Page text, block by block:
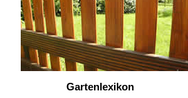
Gartenlexikon